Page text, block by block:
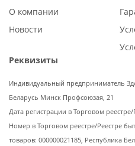
О компании
Новости
Реквизиты
Индивидуальный предприниматель
Беларусь Минск Профсоюзая, 21
Дата регистрации в Торговом
Номер в Торговом реестре/Реестре
товаров: 000000021185, Республика